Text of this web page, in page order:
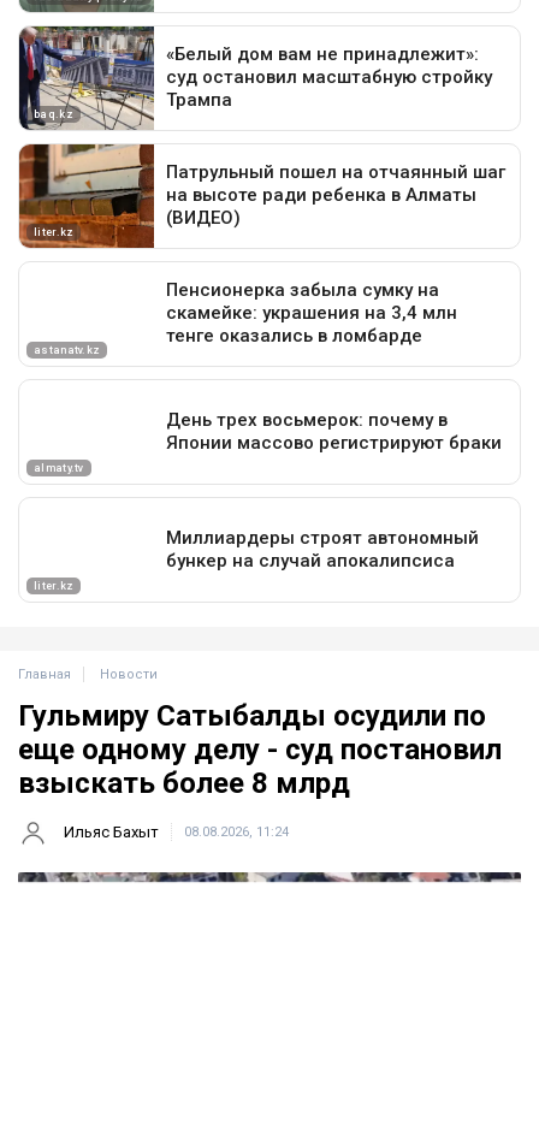
Главная Новости
Гульмиру Сатыбалды осудили по
еще одному делу - суд постановил
взыскать более 8 млрд
Ильяс Бахыт 08.08.2026, 11:24